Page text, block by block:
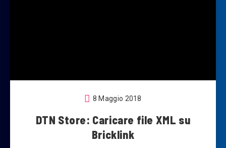
8 Maggio 2018
DTN Store: Caricare file XML su
Bricklink